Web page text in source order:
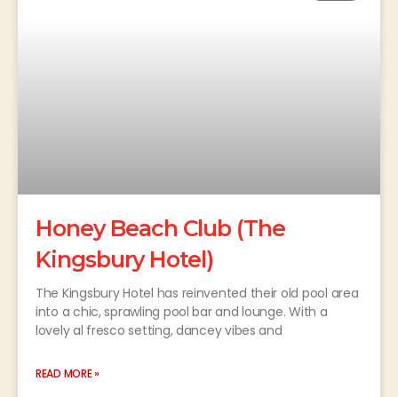
Honey Beach Club (The
Kingsbury Hotel)
The Kingsbury Hotel has reinvented their old pool area
into a chic, sprawling pool bar and lounge. With a
lovely al fresco setting, dancey vibes and
READ MORE »